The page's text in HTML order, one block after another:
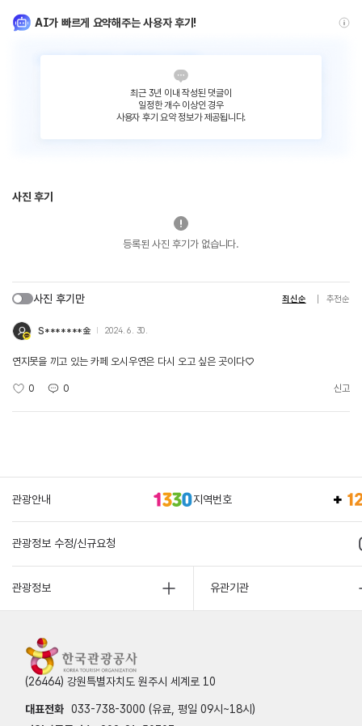
AI가 빠르게 요약해주는 사용자 후기!
최근 3년 이내 작성된 댓글이
일정한 개수 이상인 경우
사용자 후기 요약 정보가 제공됩니다.
사진 후기
등록된 사진 후기가 없습니다.
사진 후기만 최신순 추천순
S*******金 2024. 6. 30.
연지못을 끼고 있는 카페 오시우연은 다시 오고 싶은 곳이다♡
0 0 신고
관광안내 지역번호
관광정보 수정/신규요청
관광정보 유관기관
(26464) 강원특별자치도 원주시 세계로 10
대표전화 033-738-3000 (유료, 평일 09시~18시)